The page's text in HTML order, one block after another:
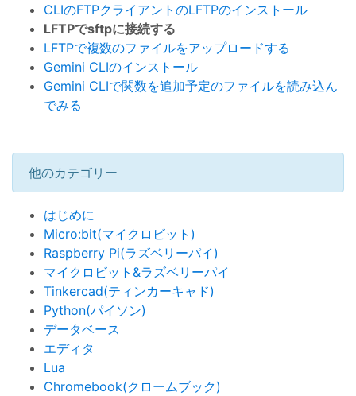
CLIのFTPクライアントのLFTPのインストール
LFTPでsftpに接続する
LFTPで複数のファイルをアップロードする
Gemini CLIのインストール
Gemini CLIで関数を追加予定のファイルを読み込ん
でみる
他のカテゴリー
はじめに
Micro:bit(マイクロビット)
Raspberry Pi(ラズベリーパイ)
マイクロビット&ラズベリーパイ
Tinkercad(ティンカーキャド)
Python(パイソン)
データベース
エディタ
Lua
Chromebook(クロームブック)